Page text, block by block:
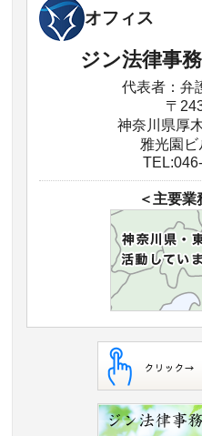
オフィス
ジン法律事
代表者：弁
〒
神奈川県厚
雅光園
＜主要業